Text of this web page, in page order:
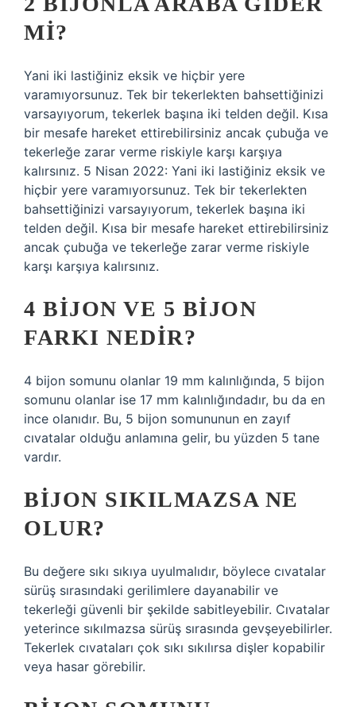
MI?
Yani iki lastiğiniz eksik ve hiçbir yere
varamıyorsunuz. Tek bir tekerlekten bahsettiğinizi
varsayıyorum, tekerlek başına iki telden değil. Kısa
bir mesafe hareket ettirebilirsiniz ancak çubuğa ve
tekerleğe zarar verme riskiyle karşı karşıya
kalırsınız. 5 Nisan 2022: Yani iki lastiğiniz eksik ve
hiçbir yere varamıyorsunuz. Tek bir tekerlekten
bahsettiğinizi varsayıyorum, tekerlek başına iki
telden değil. Kısa bir mesafe hareket ettirebilirsiniz
ancak çubuğa ve tekerleğe zarar verme riskiyle
karşı karşıya kalırsınız.
4 BIJON VE 5 BIJON
FARKI NEDIR?
4 bijon somunu olanlar 19 mm kalınlığında, 5 bijon
somunu olanlar ise 17 mm kalınlığındadır, bu da en
ince olanıdır. Bu, 5 bijon somununun en zayıf
cıvatalar olduğu anlamına gelir, bu yüzden 5 tane
vardır.
BIJON SIKILMAZSA NE
OLUR?
Bu değere sıkı sıkıya uyulmalıdır, böylece cıvatalar
sürüş sırasındaki gerilimlere dayanabilir ve
tekerleği güvenli bir şekilde sabitleyebilir. Cıvatalar
yeterince sıkılmazsa sürüş sırasında gevşeyebilirler.
Tekerlek cıvataları çok sıkı sıkılırsa dişler kopabilir
veya hasar görebilir.